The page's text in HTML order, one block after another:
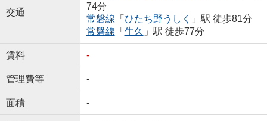
交通
74分
常磐線 「 ひたち野うしく
」駅 徒歩81分
常磐線 「 牛久 」駅 徒歩77分
賃料 -
管理費等 -
面積 -